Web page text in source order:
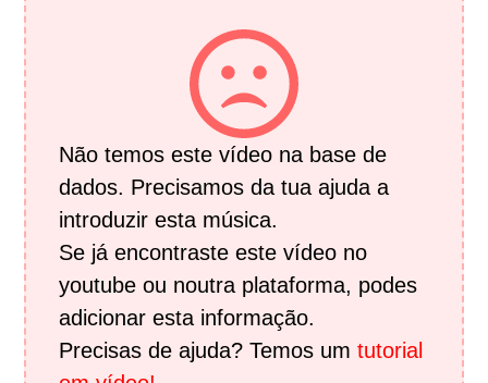
Não temos este vídeo na base de
dados. Precisamos da tua ajuda a
introduzir esta música.
Se já encontraste este vídeo no
youtube ou noutra plataforma, podes
adicionar esta informação.
Precisas de ajuda? Temos um tutorial